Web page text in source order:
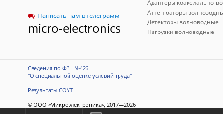
Написать нам в телеграмм
micro-electronics
Аттенюаторы
Детекторы волноводные
Нагрузки волноводные
Сведения по ФЗ - №426
"О специальной оценке условий труда"
Результаты СОУТ
© ООО «Микроэлектроника», 2017—2026
Разработка сайта
ITConstruct